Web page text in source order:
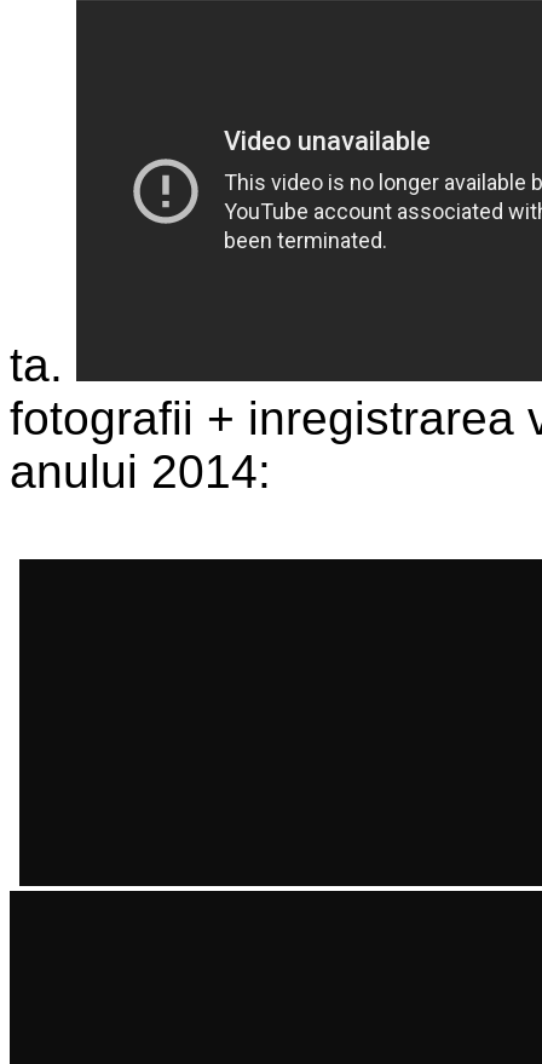
ta.
fotografii + inregistrarea
anului 2014: